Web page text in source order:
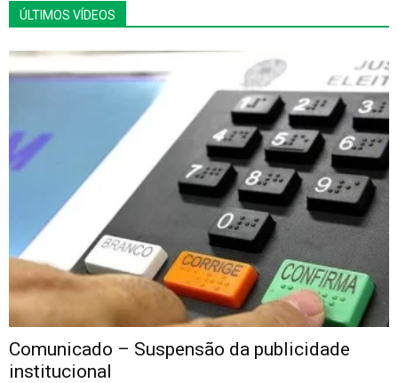
ÚLTIMOS VÍDEOS
Comunicado – Suspensão da publicidade
institucional